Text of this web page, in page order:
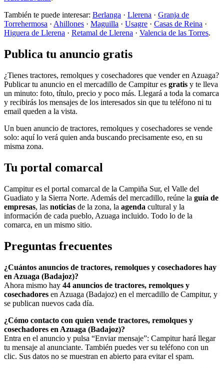
También te puede interesar: Berlanga · Llerena · Granja de
Torrehermosa · Ahillones · Maguilla · Usagre · Casas de Reina ·
Higuera de Llerena · Retamal de Llerena · Valencia de las Torres.
Publica tu anuncio gratis
¿Tienes tractores, remolques y cosechadores que vender en Azuaga?
Publicar tu anuncio en el mercadillo de Campitur es gratis y te lleva
un minuto: foto, título, precio y poco más. Llegará a toda la comarca
y recibirás los mensajes de los interesados sin que tu teléfono ni tu
email queden a la vista.
Un buen anuncio de tractores, remolques y cosechadores se vende
solo: aquí lo verá quien anda buscando precisamente eso, en su
misma zona.
Tu portal comarcal
Campitur es el portal comarcal de la Campiña Sur, el Valle del
Guadiato y la Sierra Norte. Además del mercadillo, reúne la guía de
empresas, las noticias de la zona, la agenda cultural y la
información de cada pueblo, Azuaga incluido. Todo lo de la
comarca, en un mismo sitio.
Preguntas frecuentes
¿Cuántos anuncios de tractores, remolques y cosechadores hay
en Azuaga (Badajoz)?
Ahora mismo hay 44 anuncios de tractores, remolques y
cosechadores en Azuaga (Badajoz) en el mercadillo de Campitur, y
se publican nuevos cada día.
¿Cómo contacto con quien vende tractores, remolques y
cosechadores en Azuaga (Badajoz)?
Entra en el anuncio y pulsa “Enviar mensaje”: Campitur hará llegar
tu mensaje al anunciante. También puedes ver su teléfono con un
clic. Sus datos no se muestran en abierto para evitar el spam.